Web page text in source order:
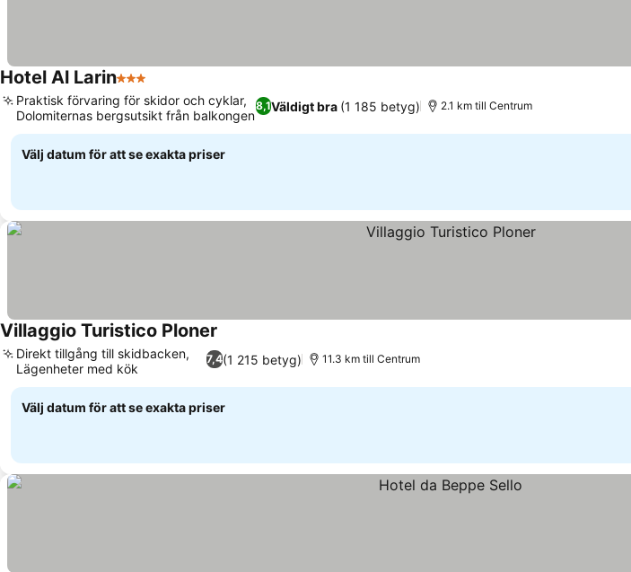
Hotel Al Larin3 Stjärnor
8,1Väldigt bra (1 185 betyg)
Praktisk förvaring för skidor och cyklar,
Dolomiternas bergsutsikt från balkongen
2.1 km till Centrum
Välj datum för att se exakta priser
Villaggio Turistico Ploner
7,4(1 215 betyg)
Direkt tillgång till skidbacken,
Lägenheter med kök
11.3 km till Centrum
Välj datum för att se exakta priser